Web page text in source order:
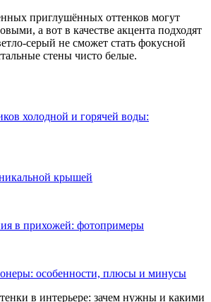
приглушённых оттенков могут
а вот в качестве акцента подходят
серый не сможет стать фокусной
стены чисто белые.
холодной и горячей воды:
крышей
в прихожей: фотопримеры
особенности, плюсы и минусы